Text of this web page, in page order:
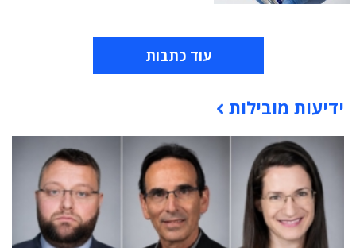
עוד כתבות
תוכן פרסומי
ידיעות מובילות